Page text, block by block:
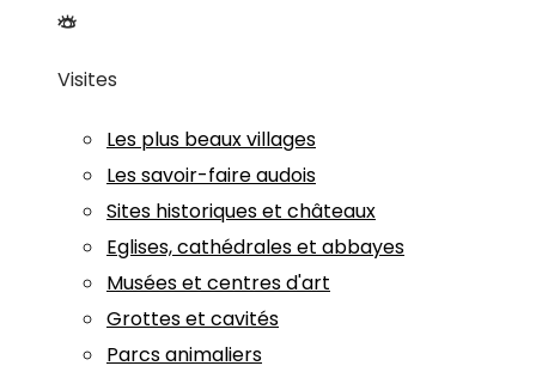
Visites
Les plus beaux villages
Les savoir-faire audois
Sites historiques et châteaux
Eglises, cathédrales et abbayes
Musées et centres d'art
Grottes et cavités
Parcs animaliers